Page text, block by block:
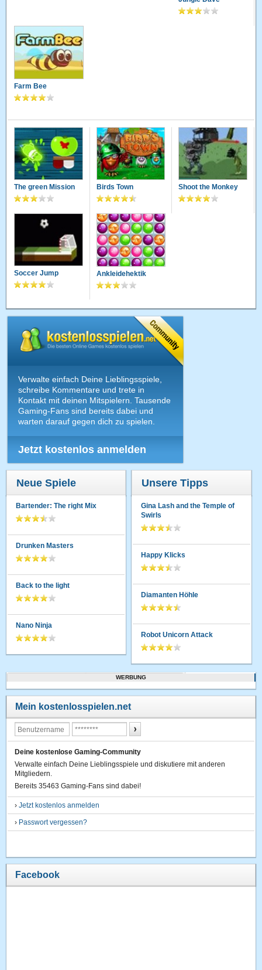
Farm Bee
The green Mission Birds Town Shoot the Monkey
Soccer Jump Ankleidehektik
Verwalte einfach Deine Lieblingsspiele,
schreibe Kommentare und trete in
Kontakt mit deinen Mitspielern. Tausende
Gaming-Fans sind bereits dabei und
warten darauf gegen dich zu spielen.
Jetzt kostenlos anmelden
Neue Spiele
Bartender: The right Mix
Drunken Masters
Back to the light
Nano Ninja
Unsere Tipps
Gina Lash and the Temple of
Swirls
Happy Klicks
Diamanten Höhle
Robot Unicorn Attack
WERBUNG
Mein kostenlosspielen.net
Deine kostenlose Gaming-Community
Verwalte einfach Deine Lieblingsspiele und diskutiere mit anderen
Mitgliedern.
Bereits 35463 Gaming-Fans sind dabei!
›Jetzt kostenlos anmelden
› Passwort vergessen?
Facebook